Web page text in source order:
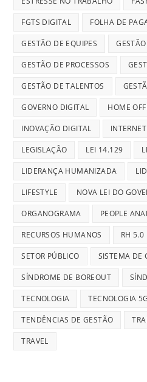
FGTS DIGITAL FOLHA DE
GESTÃO DE EQUIPES
GESTÃO DE PROCESSOS
GESTÃO DE TALENTOS
GOVERNO DIGITAL HOME
INOVAÇÃO DIGITAL
LEGISLAÇÃO LEI 14.129
LIDERANÇA HUMANIZADA
LIFESTYLE NOVA LEI DO
ORGANOGRAMA PEOPLE
RECURSOS HUMANOS RH 5.0
SETOR PÚBLICO SISTEMA DE
SÍNDROME DE BOREOUT
TECNOLOGIA TECNOLOGIA 5G
TENDÊNCIAS DE GESTÃO
TRAVEL